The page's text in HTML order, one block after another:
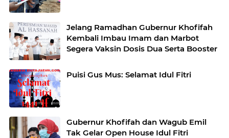
Jelang Ramadhan Gubernur Khofifah
Kembali Imbau Imam dan Marbot
Segera Vaksin Dosis Dua Serta Booster
Puisi Gus Mus: Selamat Idul Fitri
Gubernur Khofifah dan Wagub Emil
Tak Gelar Open House Idul Fitri